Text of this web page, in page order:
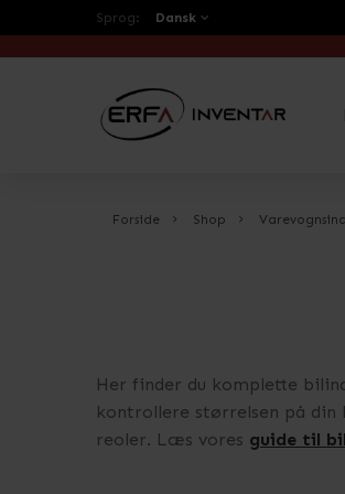
Sprog: Dansk
Forside Shop
Her finder du komplette
kontrollere størrelsen på
reoler. Læs vores guide til